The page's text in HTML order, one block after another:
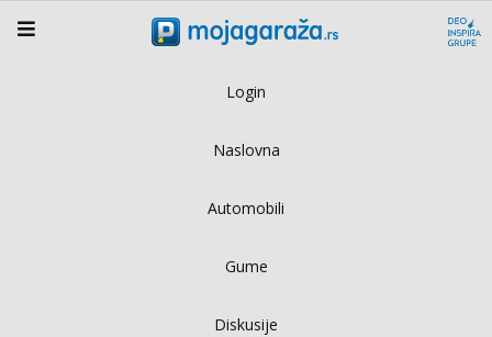
Login
Naslovna
Automobili
Gume
Diskusije